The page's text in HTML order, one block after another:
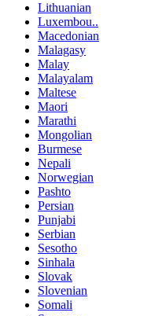
Lithuanian
Luxembou..
Macedonian
Malagasy
Malay
Malayalam
Maltese
Maori
Marathi
Mongolian
Burmese
Nepali
Norwegian
Pashto
Persian
Punjabi
Serbian
Sesotho
Sinhala
Slovak
Slovenian
Somali